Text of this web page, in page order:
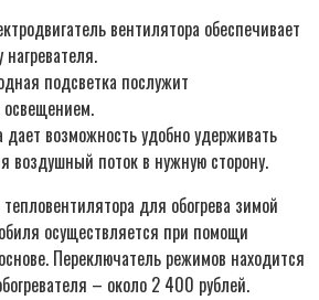
вентилятора обеспечивает
подсветка послужит
возможность удобно удерживать
воздушный поток в нужную сторону.
для обогрева зимой
осуществляется при помощи
Переключатель режимов находится
– около 2 400 рублей.